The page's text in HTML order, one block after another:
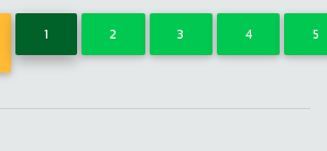
1 2 3 4 5